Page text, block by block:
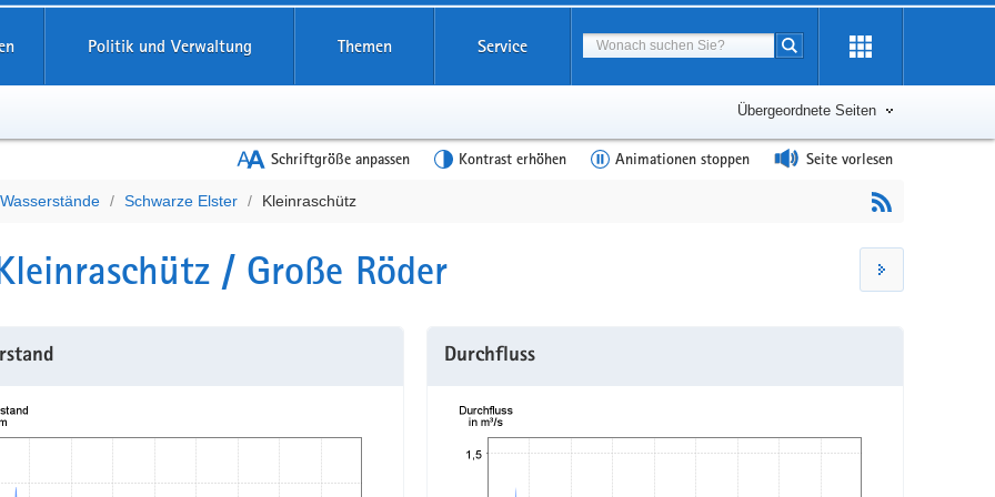
Politik und Verwaltung Themen Service Suchbegriff
Suche starten
Übergeordnete Seiten
Schriftgröße anpassen Kontrast erhöhen Animationen stoppen Seite vorlesen
Schwarze Elster Kleinraschütz
/ Große Röder
Durchfluss